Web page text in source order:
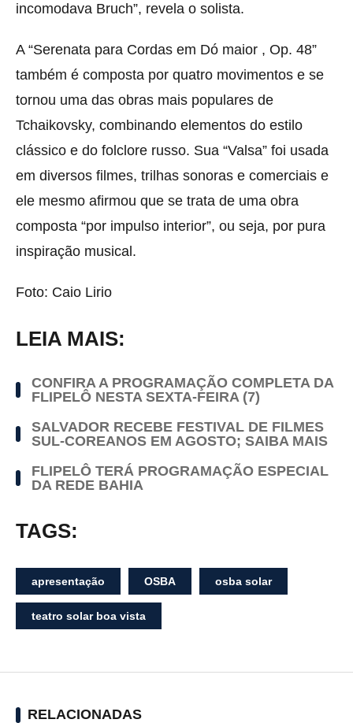
incomodava Bruch”, revela o solista.
A “Serenata para Cordas em Dó maior , Op. 48”
também é composta por quatro movimentos e se
tornou uma das obras mais populares de
Tchaikovsky, combinando elementos do estilo
clássico e do folclore russo. Sua “Valsa” foi usada
em diversos filmes, trilhas sonoras e comerciais e
ele mesmo afirmou que se trata de uma obra
composta “por impulso interior”, ou seja, por pura
inspiração musical.
Foto: Caio Lirio
LEIA MAIS:
CONFIRA A PROGRAMAÇÃO COMPLETA DA
FLIPELÔ NESTA SEXTA-FEIRA (7)
SALVADOR RECEBE FESTIVAL DE FILMES
SUL-COREANOS EM AGOSTO; SAIBA MAIS
FLIPELÔ TERÁ PROGRAMAÇÃO ESPECIAL
DA REDE BAHIA
TAGS:
apresentação OSBA osba solar
teatro solar boa vista
RELACIONADAS